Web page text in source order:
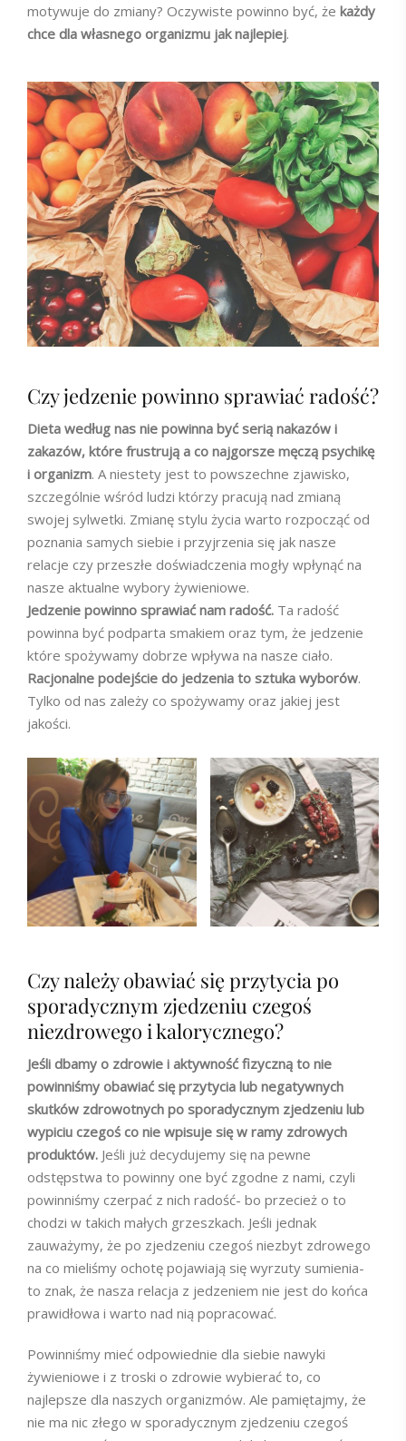
motywuje do zmiany? Oczywiste powinno być, że każdy
chce dla własnego organizmu jak najlepiej.
Czy jedzenie powinno sprawiać radość?
Dieta według nas nie powinna być serią nakazów i
zakazów, które frustrują a co najgorsze męczą psychikę
i organizm. A niestety jest to powszechne zjawisko,
szczególnie wśród ludzi którzy pracują nad zmianą
swojej sylwetki. Zmianę stylu życia warto rozpocząć od
poznania samych siebie i przyjrzenia się jak nasze
relacje czy przeszłe doświadczenia mogły wpłynąć na
nasze aktualne wybory żywieniowe.
Jedzenie powinno sprawiać nam radość. Ta radość
powinna być podparta smakiem oraz tym, że jedzenie
które spożywamy dobrze wpływa na nasze ciało.
Racjonalne podejście do jedzenia to sztuka wyborów.
Tylko od nas zależy co spożywamy oraz jakiej jest
jakości.
Czy należy obawiać się przytycia po
sporadycznym zjedzeniu czegoś
niezdrowego i kalorycznego?
Jeśli dbamy o zdrowie i aktywność fizyczną to nie
powinniśmy obawiać się przytycia lub negatywnych
skutków zdrowotnych po sporadycznym zjedzeniu lub
wypiciu czegoś co nie wpisuje się w ramy zdrowych
produktów. Jeśli już decydujemy się na pewne
odstępstwa to powinny one być zgodne z nami, czyli
powinniśmy czerpać z nich radość- bo przecież o to
chodzi w takich małych grzeszkach. Jeśli jednak
zauważymy, że po zjedzeniu czegoś niezbyt zdrowego
na co mieliśmy ochotę pojawiają się wyrzuty sumienia-
to znak, że nasza relacja z jedzeniem nie jest do końca
prawidłowa i warto nad nią popracować.
Powinniśmy mieć odpowiednie dla siebie nawyki
żywieniowe i z troski o zdrowie wybierać to, co
najlepsze dla naszych organizmów. Ale pamiętajmy, że
nie ma nic złego w sporadycznym zjedzeniu czegoś